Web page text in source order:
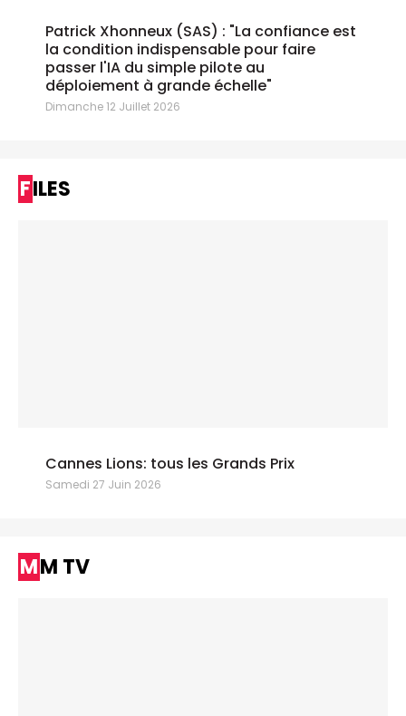
Patrick Xhonneux (SAS) : "La confiance est
la condition indispensable pour faire
passer l'IA du simple pilote au
déploiement à grande échelle"
Dimanche 12 Juillet 2026
FILES
Cannes Lions: tous les Grands Prix
Samedi 27 Juin 2026
MM TV